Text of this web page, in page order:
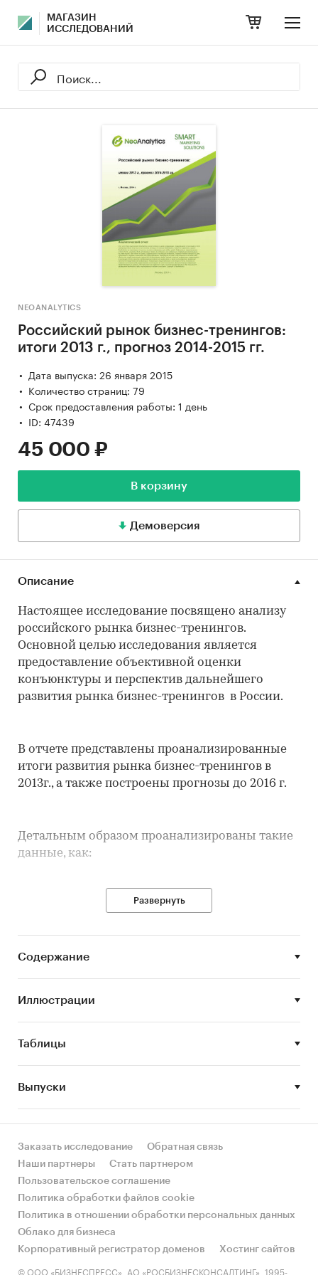
МАГАЗИН
ИССЛЕДОВАНИЙ
NEOANALYTICS
Российский рынок бизнес-тренингов:
итоги 2013 г., прогноз 2014-2015 гг.
Дата выпуска: 26 января 2015
Количество страниц: 79
Срок предоставления работы: 1 день
ID: 47439
45 000 ₽
В корзину
Демоверсия
Описание
Настоящее исследование посвящено анализу
российского рынка бизнес-тренингов.
Основной целью исследования является
предоставление объективной оценки
конъюнктуры и перспектив дальнейшего
развития рынка бизнес-тренингов в России.
В отчете представлены проанализированные
итоги развития рынка бизнес-тренингов в
2013г., а также построены прогнозы до 2016 г.
Детальным образом проанализированы такие
данные, как:
Конъюнктура российского рынка бизнес-
российском рынке
Тенденции и перспективы развития рынка
Данное исследование предназначено для ряда
специалистов в сфере бизнес-тренингов:
Маркетологи
Развернуть
Содержание
Иллюстрации
Таблицы
Выпуски
Заказать исследование
Обратная связь
Наши партнеры
Стать партнером
Пользовательское соглашение
Политика обработки файлов cookie
Политика в отношении обработки персональных данных
Облако для бизнеса
Корпоративный регистратор доменов
Хостинг сайтов
© ООО «БИЗНЕСПРЕСС», АО «РОСБИЗНЕСКОНСАЛТИНГ», 1995-